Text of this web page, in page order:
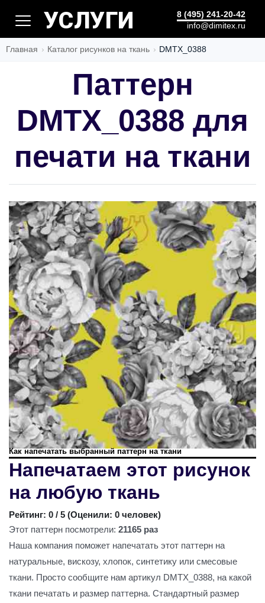
ЦВЕТ
8 (495) 241-20-42
info@dimitex.ru
Главная Каталог рисунков на ткань DMTX_0388
Паттерн
DMTX_0388 для
печати на ткани
Как напечатать выбранный паттерн на ткани
Напечатаем этот рисунок
на любую ткань
Рейтинг: 0 / 5 (Оценили: 0 человек)
Этот паттерн посмотрели: 21165 раз
Наша компания поможет напечатать этот паттерн на
натуральные, вискозу, хлопок, синтетику или смесовые
ткани. Просто сообщите нам артикул DMTX_0388, на какой
ткани печатать и размер паттерна. Стандартный размер